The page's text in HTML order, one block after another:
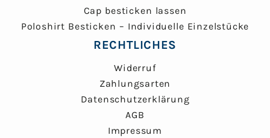
Cap besticken lassen
Poloshirt Besticken – Individuelle Einzelstücke
RECHTLICHES
Widerruf
Zahlungsarten
Datenschutzerklärung
AGB
Impressum